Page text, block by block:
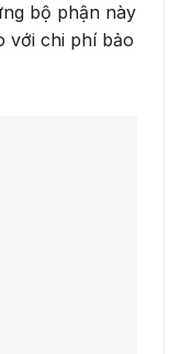
bộ phận này
với chi phí bảo